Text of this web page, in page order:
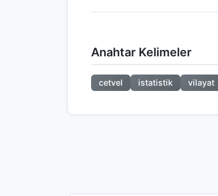
Anahtar Kelimeler
cetvel istatistik vilayat